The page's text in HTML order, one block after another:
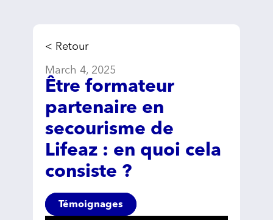
< Retour
March 4, 2025
Être formateur
partenaire en
secourisme de
Lifeaz : en quoi cela
consiste ?
Témoignages